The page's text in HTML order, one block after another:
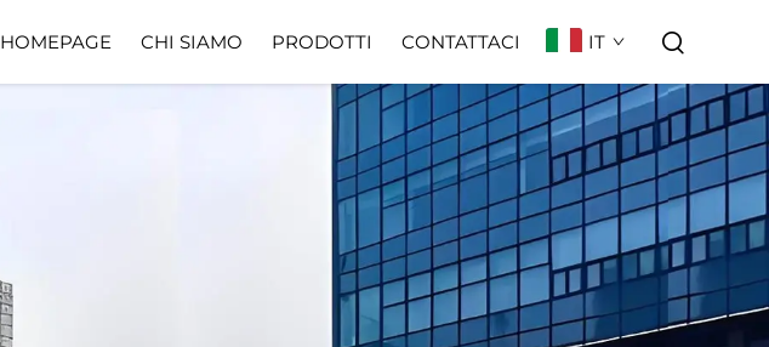
HOMEPAGE CHI SIAMO PRODOTTI CONTATTACI IT